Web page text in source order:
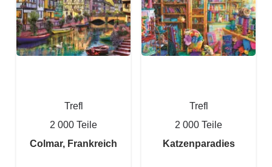
Trefl
2 000 Teile
Colmar, Frankreich
Trefl
2 000 Teile
Katzenparadies